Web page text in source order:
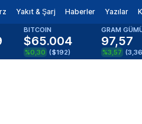
Yakıt & Şarj Haberler Yazılar
BITCOIN
$65.004
%0,30 ($192)
GRAM
97,57
%3,57 (